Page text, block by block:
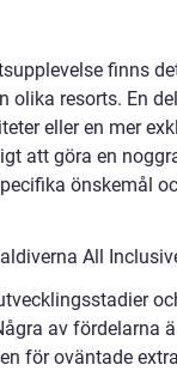
finns
olika resorts. En
eller en mer
att göra en
önskemål
All
av fördelarna
för oväntade